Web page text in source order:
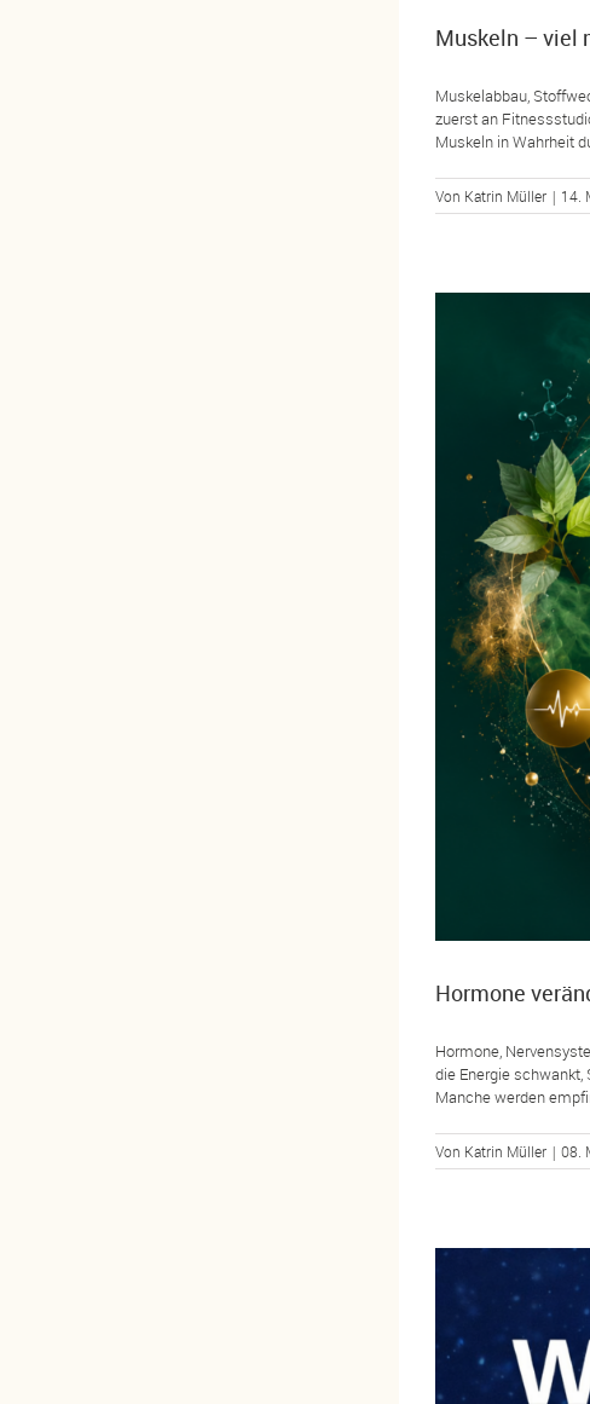
Muskeln – viel
Muskelabbau,
zuerst an
Muskeln in Wahrheit
Von Katrin Müller | 14.
Hormone
Hormone,
die Energie
Manche werden
Von Katrin Müller | 08.